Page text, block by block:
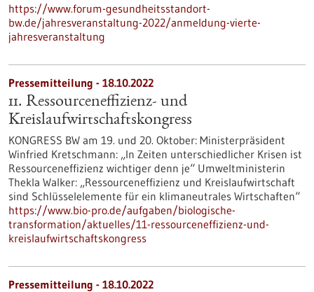
https://www.forum-gesundheitsstandort-
bw.de/jahresveranstaltung-2022/anmeldung-vierte-
jahresveranstaltung
Pressemitteilung - 18.10.2022
11. Ressourceneffizienz- und
Kreislaufwirtschaftskongress
KONGRESS BW am 19. und 20. Oktober: Ministerpräsident
Winfried Kretschmann: „In Zeiten unterschiedlicher Krisen ist
Ressourceneffizienz wichtiger denn je“ Umweltministerin
Thekla Walker: „Ressourceneffizienz und Kreislaufwirtschaft
sind Schlüsselelemente für ein klimaneutrales Wirtschaften“
https://www.bio-pro.de/aufgaben/biologische-
transformation/aktuelles/11-ressourceneffizienz-und-
kreislaufwirtschaftskongress
Pressemitteilung - 18.10.2022